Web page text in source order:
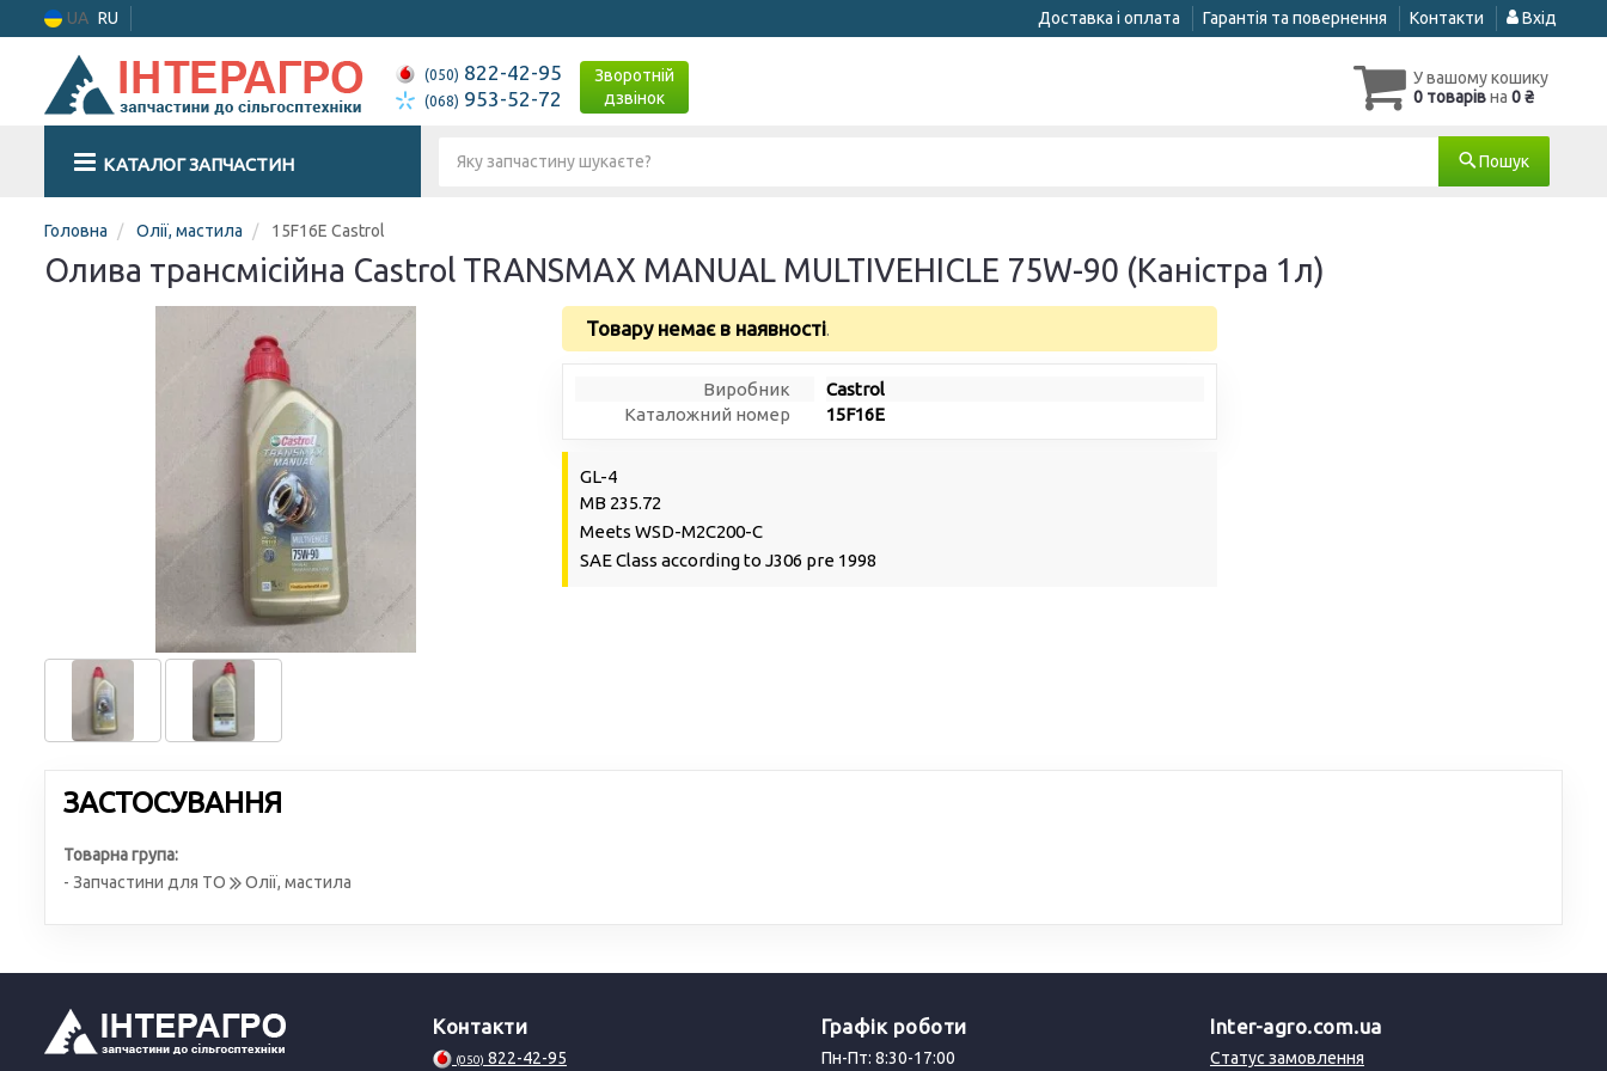
UA RU Доставка і оплата Гарантія та повернення Контакти Вхід
(050) 822-42-95
(068) 953-52-72
Зворотній
дзвінок
У вашому кошику
0 товарівна 0 ₴
КАТАЛОГ ЗАПЧАСТИН Пошук
Головна Олії, мастила 15F16E Castrol
Олива трансмісійна Castrol TRANSMAX MANUAL MULTIVEHICLE 75W-90 (Каністра 1л)
Товару немає в наявності.
Виробник
Castrol
Каталожний номер
15F16E
GL-4
MB 235.72
Meets WSD-M2C200-C
SAE Class according to J306 pre 1998
ЗАСТОСУВАННЯ
Товарна група:
- Запчастини для ТО
Олії, мастила
Контакти
(050) 822-42-95
Графік роботи
Пн-Пт: 8:30-17:00
Inter-agro.com.ua
Статус замовлення